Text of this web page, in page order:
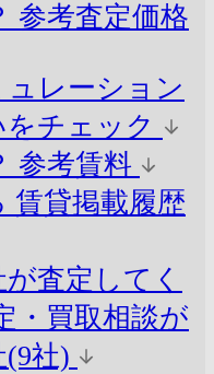
参考査定価格
レーション
チェック
参考賃料
賃貸掲載履歴
査定してく
・買取相談が
社)